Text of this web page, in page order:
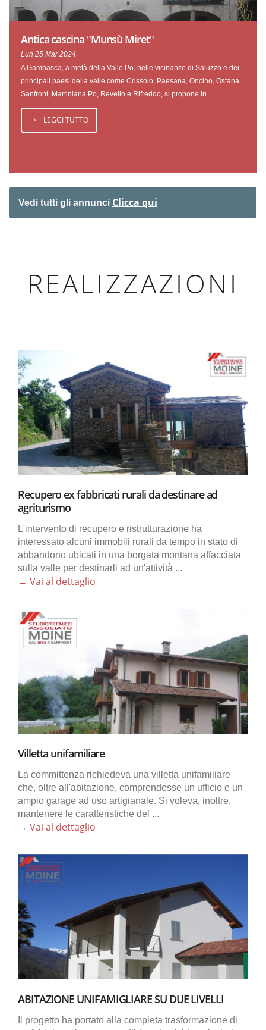
Antica cascina "Munsù Miret"
Lun 25 Mar 2024
A Gambasca, a metà della Valle Po, nelle vicinanze di Saluzzo e dei
principali paesi della valle come Crissolo, Paesana, Oncino, Ostana,
Sanfront, Martiniana Po, Revello e Rifreddo, si propone in ...
LEGGI TUTTO
Vedi tutti gli annunci Clicca qui
REALIZZAZIONI
Recupero ex fabbricati rurali da destinare ad
agriturismo
L'intervento di recupero e ristrutturazione ha
interessato alcuni immobili rurali da tempo in stato di
abbandono ubicati in una borgata montana affacciata
sulla valle per destinarli ad un'attività ...
→ Vai al dettaglio
Villetta unifamiliare
La committenza richiedeva una villetta unifamiliare
che, oltre all'abitazione, comprendesse un ufficio e un
ampio garage ad uso artigianale. Si voleva, inoltre,
mantenere le caratteristiche del ...
→ Vai al dettaglio
ABITAZIONE UNIFAMIGLIARE SU DUE LIVELLI
Il progetto ha portato alla completa trasformazione di